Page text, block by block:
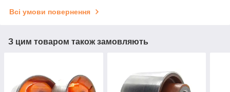
Всі умови повернення
З цим товаром також замовляють